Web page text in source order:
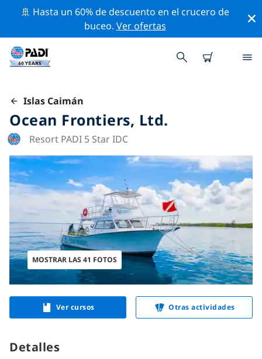
🚢 Hasta un 60% de descuento en el crucero de
buceo. Ver ofertas
Islas Caimán
Ocean Frontiers, Ltd.
Resort PADI 5 Star IDC
MOSTRAR LAS 41 FOTOS
Ver cursos Otras actividades
Detalles